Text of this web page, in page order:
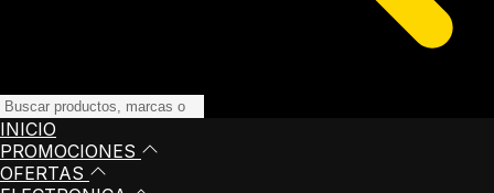
INICIO
PROMOCIONES
OFERTAS